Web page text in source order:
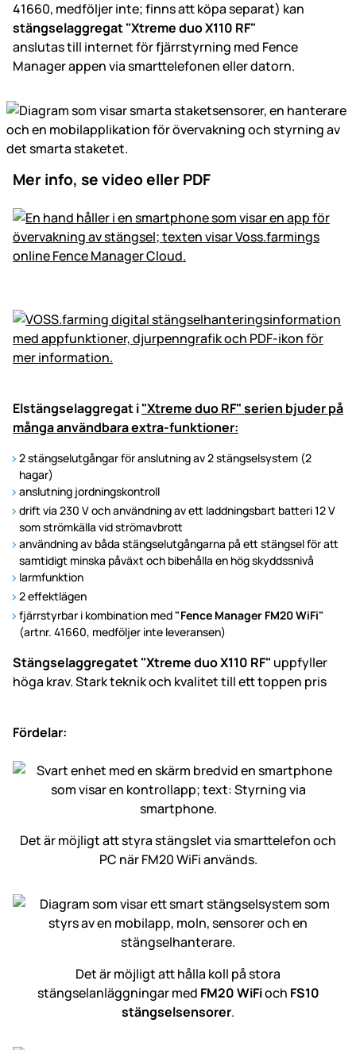
41660, medföljer inte; finns att köpa separat) kan
stängselaggregat "Xtreme duo X110 RF"
anslutas till internet för fjärrstyrning med Fence
Manager appen via smarttelefonen eller datorn.
Mer info, se video eller PDF
Elstängselaggregat i"Xtreme duo RF" serien bjuder på
många användbara extra-funktioner:
2 stängselutgångar för anslutning av 2 stängselsystem (2
hagar)
anslutning jordningskontroll
drift via 230 V och användning av ett laddningsbart batteri 12 V
som strömkälla vid strömavbrott
användning av båda stängselutgångarna på ett stängsel för att
samtidigt minska påväxt och bibehålla en hög skyddssnivå
larmfunktion
2 effektlägen
fjärrstyrbar i kombination med"Fence Manager FM20 WiFi"
(artnr. 41660, medföljer inte leveransen)
Stängselaggregatet "Xtreme duo X110 RF" uppfyller
höga krav. Stark teknik och kvalitet till ett toppen pris
Fördelar:
Det är möjligt att styra stängslet via smarttelefon och
PC när FM20 WiFi används.
Det är möjligt att hålla koll på stora
stängselanläggningar med FM20 WiFioch FS10
stängselsensorer.